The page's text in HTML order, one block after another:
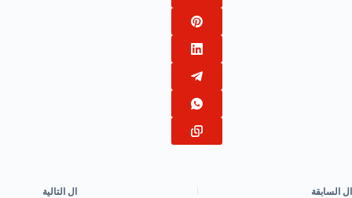
ال السابقة ال التالية